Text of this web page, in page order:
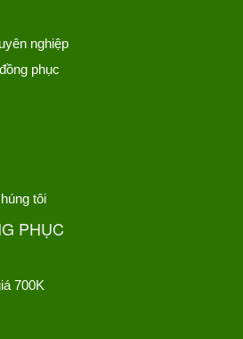
nghiệp
phục
tôi
PHỤC
700K